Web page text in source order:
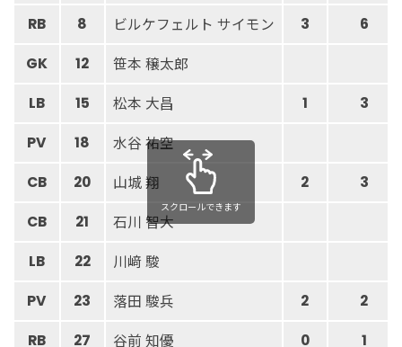
RB 8 ビルケフェルト サイモン 3 6
GK 12 笹本 穣太郎
LB 15 松本 大昌 1 3
PV 18 水谷 祐空
CB 20 山城 翔 2 3
CB 21 石川 智大
LB 22 川﨑 駿
PV 23 落田 駿兵 2 2
RB 27 谷前 知優 0 1
スクロールできます